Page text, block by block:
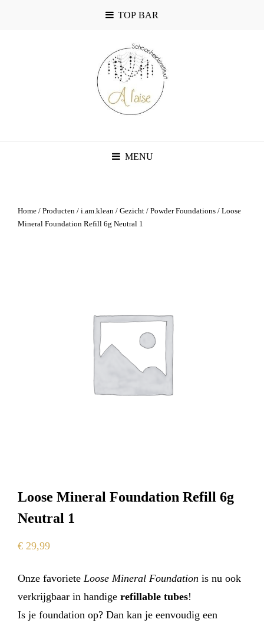
TOP BAR
MENU
Home / Producten / i.am.klean / Gezicht / Powder Foundations / Loose
Mineral Foundation Refill 6g Neutral 1
Loose Mineral Foundation Refill 6g
Neutral 1
€ 29,99
Onze favoriete Loose Mineral Foundation is nu ook
verkrijgbaar in handige refillable tubes!
Is je foundation op? Dan kan je eenvoudig een